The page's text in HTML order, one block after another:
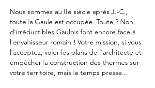
Nous sommes au IIe siècle après J.-C.,
toute la Gaule est occupée. Toute ? Non,
d'irréductibles Gaulois font encore face à
l'envahisseur romain ! Votre mission, si vous
l'acceptez, voler les plans de l'architecte et
empêcher la construction des thermes sur
votre territoire, mais le temps presse...